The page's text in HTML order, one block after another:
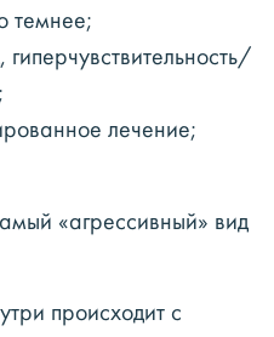
темнее;
лечение;
«агрессивный» вид
происходит с